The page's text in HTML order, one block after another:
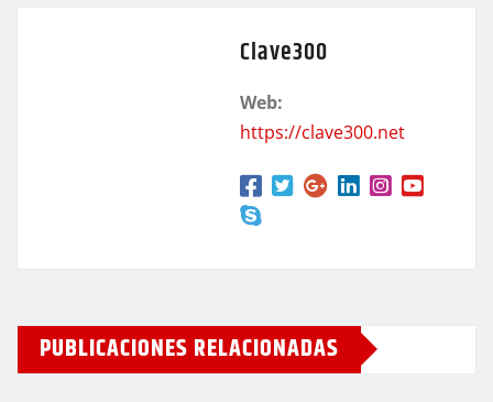
Clave300
Web:
https://clave300.net
PUBLICACIONES RELACIONADAS